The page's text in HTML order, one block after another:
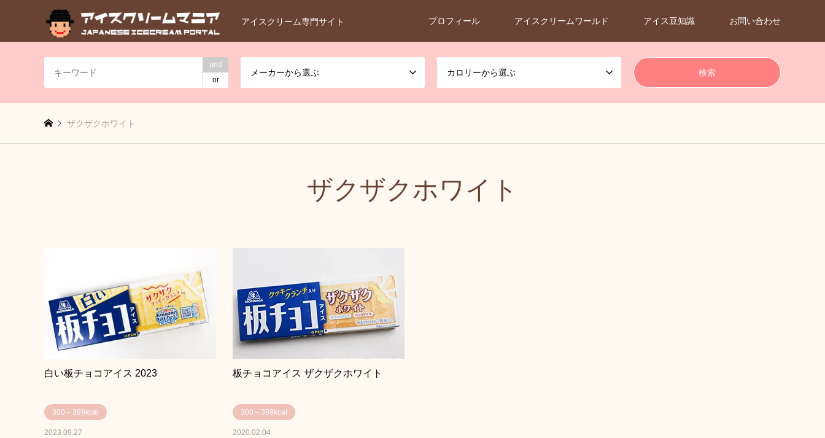
アイスクリーム専門サイト プロフィール アイスクリームワールド アイス豆知識 お問い合わせ
and
or
メーカーから選ぶ カロリーから選ぶ
ザクザクホワイト
ザクザクホワイト
白い板チョコアイス 2023
300～399kcal
2023.09.27
板チョコアイス ザクザクホワイト
300～399kcal
2020.02.04